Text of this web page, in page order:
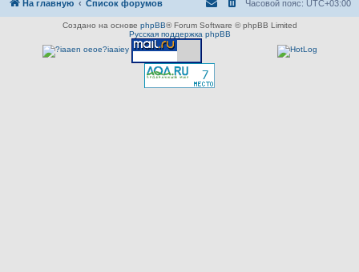
На главную Список форумов Часовой пояс: UTC+03:00
Создано на основе phpBB® Forum Software © phpBB Limited
Русская поддержка phpBB